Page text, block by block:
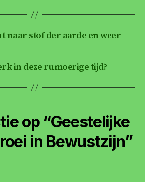
at
A
p
k
dI
e
naar stof der aarde en weer
in deze rumoerige tijd?
op “Geestelijke
in Bewustzijn”